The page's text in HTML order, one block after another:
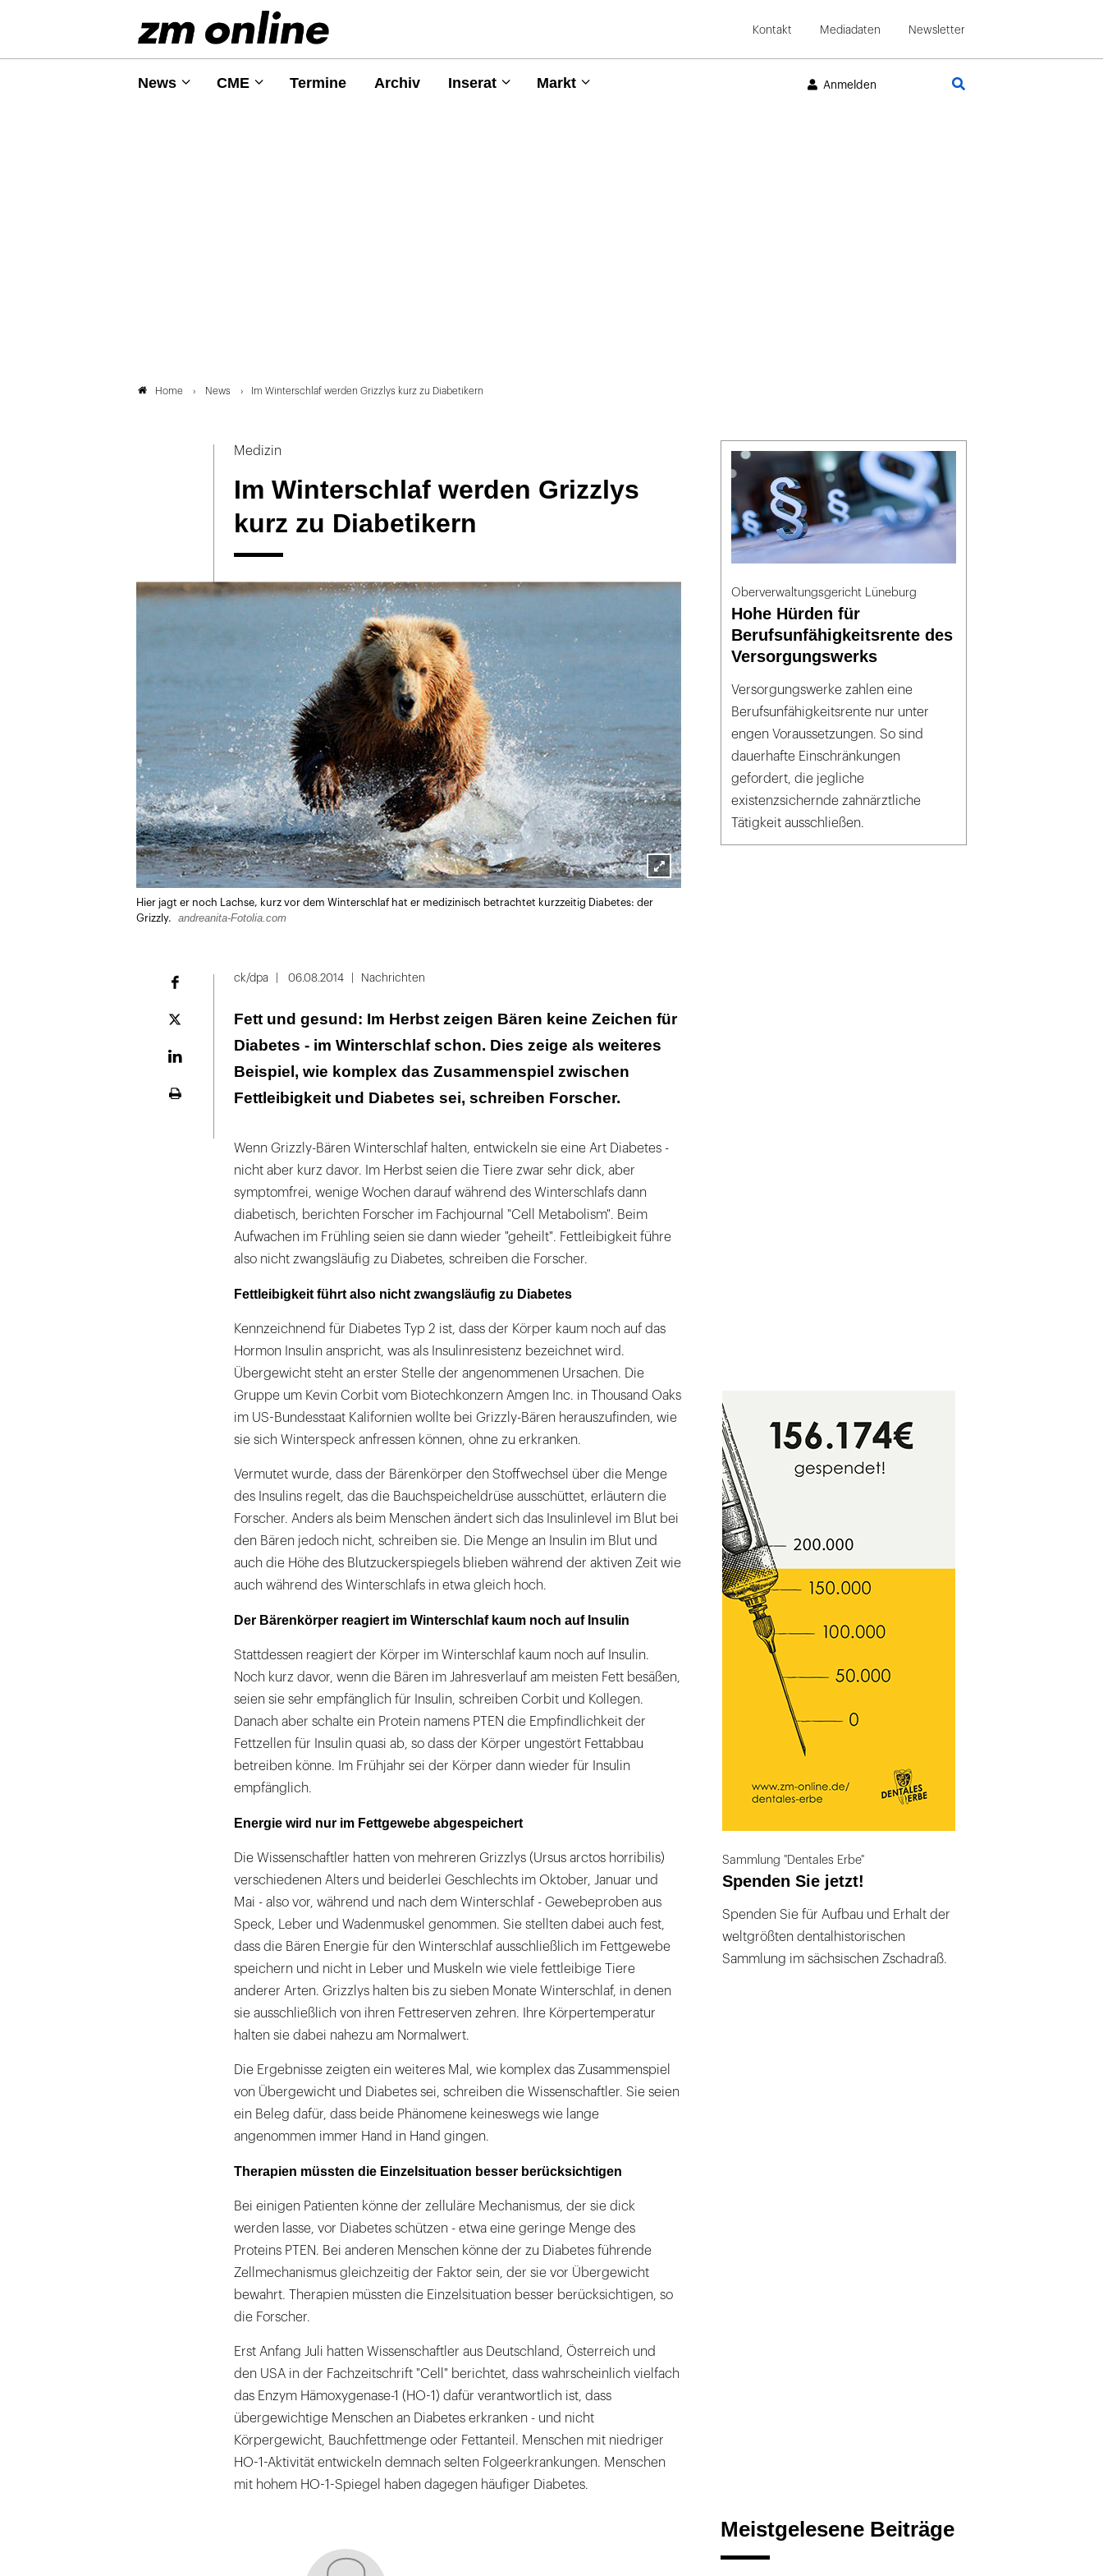
Kontakt Mediadaten Newsletter
News CME Termine Archiv Inserat Markt Anmelden
Home News Im Winterschlaf werden Grizzlys kurz zu Diabetikern
Medizin
Im Winterschlaf werden Grizzlys
kurz zu Diabetikern
Lightbox
öffnen
Hier jagt er noch Lachse, kurz vor dem Winterschlaf hat er medizinisch betrachtet kurzzeitig Diabetes: der
Grizzly.
andreanita-Fotolia.com
Plattform
ck/dpa 06.08.2014 Nachrichten
Fett und gesund: Im Herbst zeigen Bären keine Zeichen für
Diabetes - im Winterschlaf schon. Dies zeige als weiteres
Beispiel, wie komplex das Zusammenspiel zwischen
Fettleibigkeit und Diabetes sei, schreiben Forscher.
Wenn Grizzly-Bären Winterschlaf halten, entwickeln sie eine Art Diabetes -
nicht aber kurz davor. Im Herbst seien die Tiere zwar sehr dick, aber
symptomfrei, wenige Wochen darauf während des Winterschlafs dann
diabetisch, berichten Forscher im Fachjournal "Cell Metabolism". Beim
Aufwachen im Frühling seien sie dann wieder "geheilt". Fettleibigkeit führe
also nicht zwangsläufig zu Diabetes, schreiben die Forscher.
Fettleibigkeit führt also nicht zwangsläufig zu Diabetes
Kennzeichnend für Diabetes Typ 2 ist, dass der Körper kaum noch auf das
Hormon Insulin anspricht, was als Insulinresistenz bezeichnet wird.
Übergewicht steht an erster Stelle der angenommenen Ursachen. Die
Gruppe um Kevin Corbit vom Biotechkonzern Amgen Inc. in Thousand Oaks
im US-Bundesstaat Kalifornien wollte bei Grizzly-Bären herauszufinden, wie
sie sich Winterspeck anfressen können, ohne zu erkranken.
Vermutet wurde, dass der Bärenkörper den Stoffwechsel über die Menge
des Insulins regelt, das die Bauchspeicheldrüse ausschüttet, erläutern die
Forscher. Anders als beim Menschen ändert sich das Insulinlevel im Blut bei
den Bären jedoch nicht, schreiben sie. Die Menge an Insulin im Blut und
auch die Höhe des Blutzuckerspiegels blieben während der aktiven Zeit wie
auch während des Winterschlafs in etwa gleich hoch.
Der Bärenkörper reagiert im Winterschlaf kaum noch auf Insulin
Stattdessen reagiert der Körper im Winterschlaf kaum noch auf Insulin.
Noch kurz davor, wenn die Bären im Jahresverlauf am meisten Fett besäßen,
seien sie sehr empfänglich für Insulin, schreiben Corbit und Kollegen.
Danach aber schalte ein Protein namens PTEN die Empfindlichkeit der
Fettzellen für Insulin quasi ab, so dass der Körper ungestört Fettabbau
betreiben könne. Im Frühjahr sei der Körper dann wieder für Insulin
empfänglich.
Energie wird nur im Fettgewebe abgespeichert
Die Wissenschaftler hatten von mehreren Grizzlys (Ursus arctos horribilis)
verschiedenen Alters und beiderlei Geschlechts im Oktober, Januar und
Mai - also vor, während und nach dem Winterschlaf - Gewebeproben aus
Speck, Leber und Wadenmuskel genommen. Sie stellten dabei auch fest,
dass die Bären Energie für den Winterschlaf ausschließlich im Fettgewebe
speichern und nicht in Leber und Muskeln wie viele fettleibige Tiere
anderer Arten. Grizzlys halten bis zu sieben Monate Winterschlaf, in denen
sie ausschließlich von ihren Fettreserven zehren. Ihre Körpertemperatur
halten sie dabei nahezu am Normalwert.
Die Ergebnisse zeigten ein weiteres Mal, wie komplex das Zusammenspiel
von Übergewicht und Diabetes sei, schreiben die Wissenschaftler. Sie seien
ein Beleg dafür, dass beide Phänomene keineswegs wie lange
angenommen immer Hand in Hand gingen.
Therapien müssten die Einzelsituation besser berücksichtigen
Bei einigen Patienten könne der zelluläre Mechanismus, der sie dick
werden lasse, vor Diabetes schützen - etwa eine geringe Menge des
Proteins PTEN. Bei anderen Menschen könne der zu Diabetes führende
Zellmechanismus gleichzeitig der Faktor sein, der sie vor Übergewicht
bewahrt. Therapien müssten die Einzelsituation besser berücksichtigen, so
die Forscher.
Erst Anfang Juli hatten Wissenschaftler aus Deutschland, Österreich und
den USA in der Fachzeitschrift "Cell" berichtet, dass wahrscheinlich vielfach
das Enzym Hämoxygenase-1 (HO-1) dafür verantwortlich ist, dass
übergewichtige Menschen an Diabetes erkranken - und nicht
Körpergewicht, Bauchfettmenge oder Fettanteil. Menschen mit niedriger
HO-1-Aktivität entwickeln demnach selten Folgeerkrankungen. Menschen
mit hohem HO-1-Spiegel haben dagegen häufiger Diabetes.
Oberverwaltungsgericht Lüneburg
Hohe Hürden für
Berufsunfähigkeitsrente des
Versorgungswerks
Versorgungswerke zahlen eine
Berufsunfähigkeitsrente nur unter
engen Voraussetzungen. So sind
dauerhafte Einschränkungen
gefordert, die jegliche
existenzsichernde zahnärztliche
Tätigkeit ausschließen.
Sammlung "Dentales Erbe"
Spenden Sie jetzt!
Spenden Sie für Aufbau und Erhalt der
weltgrößten dentalhistorischen
Sammlung im sächsischen Zschadraß.
Meistgelesene Beiträge